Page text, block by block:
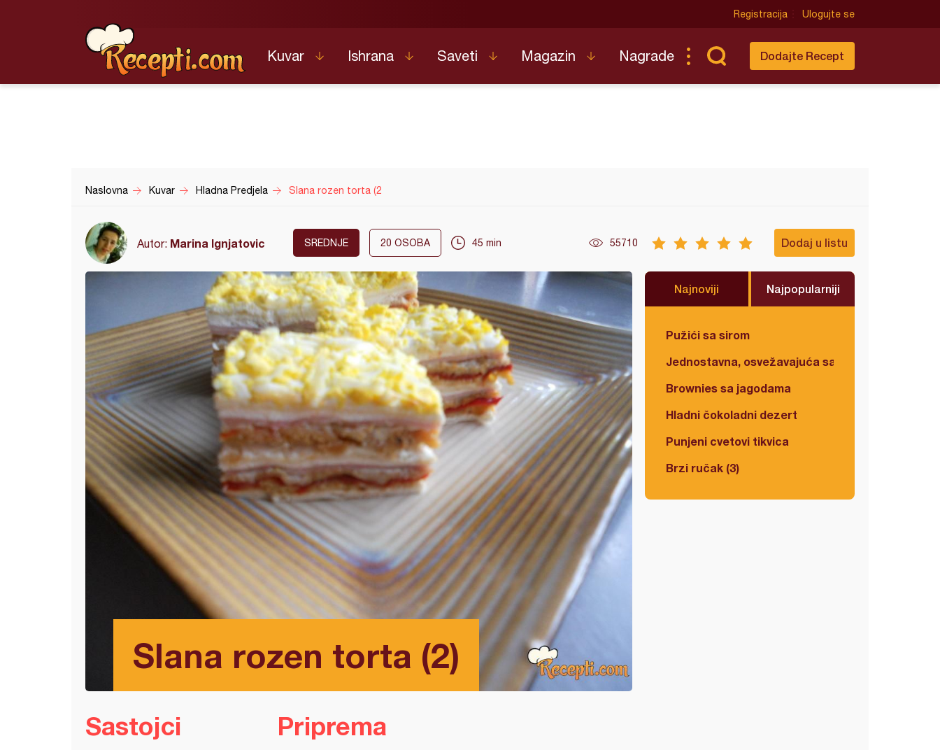
Registracija Ulogujte se
Kuvar Ishrana Saveti Magazin Nagrade Dodajte Recept
Naslovna Kuvar Hladna Predjela Slana rozen torta (2
Autor: Marina Ignjatovic SREDNJE 20 OSOBA 45 min 55710 Dodaj u listu
Slana rozen torta (2)
Najnoviji Najpopularniji
Pužići sa sirom
Jednostavna, osvežavajuća salata
Brownies sa jagodama
Hladni čokoladni dezert
Punjeni cvetovi tikvica
Brzi ručak (3)
Sastojci Priprema